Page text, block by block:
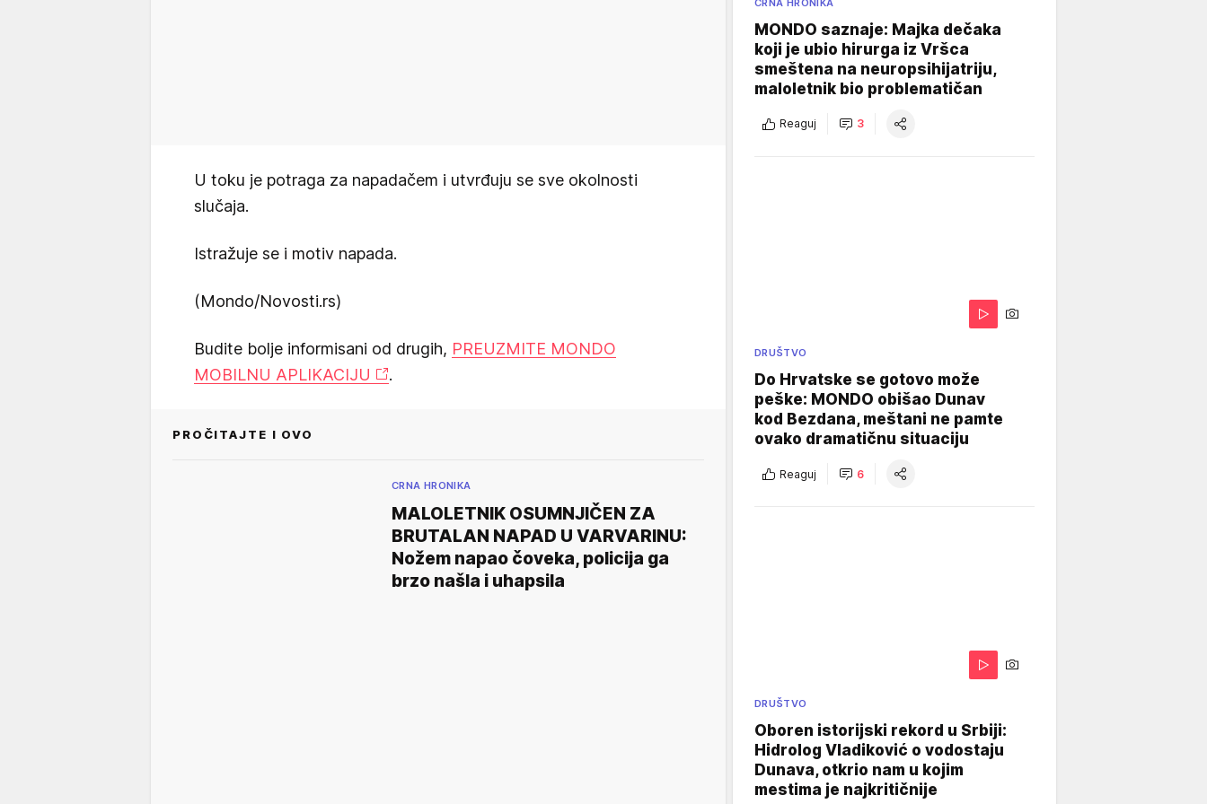
U toku je potraga za napadačem i utvrđuju se sve okolnosti
slučaja.
Istražuje se i motiv napada.
(Mondo/Novosti.rs)
Budite bolje informisani od drugih, PREUZMITE MONDO
MOBILNU APLIKACIJU
.
PROČITAJTE I OVO
CRNA HRONIKA
MALOLETNIK OSUMNJIČEN ZA
BRUTALAN NAPAD U VARVARINU:
Nožem napao čoveka, policija ga
brzo našla i uhapsila
MONDO saznaje: Majka dečaka
koji je ubio hirurga iz Vršca
smeštena na neuropsihijatriju,
maloletnik bio problematičan
Reaguj 3
DRUŠTVO
Do Hrvatske se gotovo može
peške: MONDO obišao Dunav
kod Bezdana, meštani ne pamte
ovako dramatičnu situaciju
Reaguj 6
DRUŠTVO
Oboren istorijski rekord u Srbiji:
Hidrolog Vladiković o vodostaju
Dunava, otkrio nam u kojim
mestima je najkritičnije